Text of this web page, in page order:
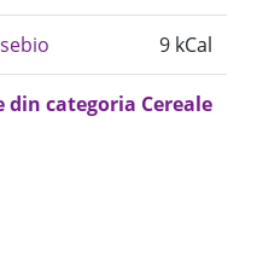
9 kCal
categoria Cereale